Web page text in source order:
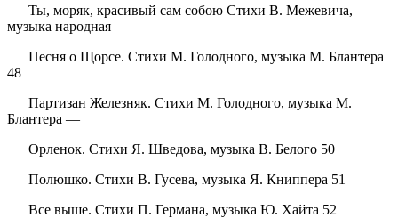
Ты, моряк, красивый сам собою Стихи В. Межевича,
музыка народная
Песня о Щорсе. Стихи М. Голодного, музыка М. Блантера
48
Партизан Железняк. Стихи М. Голодного, музыка М.
Блантера —
Орленок. Стихи Я. Шведова, музыка В. Белого 50
Полюшко. Стихи В. Гусева, музыка Я. Книппера 51
Все выше. Стихи П. Германа, музыка Ю. Хайта 52